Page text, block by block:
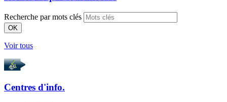
Recherche par mots clés
OK
Voir tous
Centres d'info.